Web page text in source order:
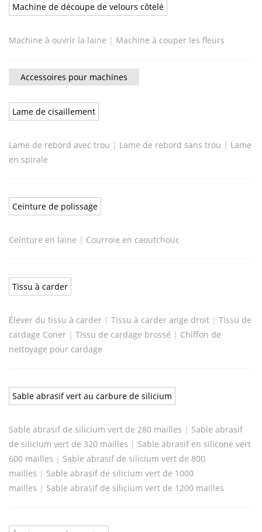
Machine de découpe de velours côtelé
Machine à ouvrir la laine | Machine à couper les fleurs
Accessoires pour machines
Lame de cisaillement
Lame de rebord avec trou | Lame de rebord sans trou | Lame
en spirale
Ceinture de polissage
Ceinture en laine | Courroie en caoutchouc
Tissu à carder
Élever du tissu à carder | Tissu à carder ange droit | Tissu de
cardage Coner | Tissu de cardage brossé | Chiffon de
nettoyage pour cardage
Sable abrasif vert au carbure de silicium
Sable abrasif de silicium vert de 280 mailles | Sable abrasif
de silicium vert de 320 mailles | Sable abrasif en silicone vert
600 mailles | Sable abrasif de silicium vert de 800
mailles | Sable abrasif de silicium vert de 1000
mailles | Sable abrasif de silicium vert de 1200 mailles